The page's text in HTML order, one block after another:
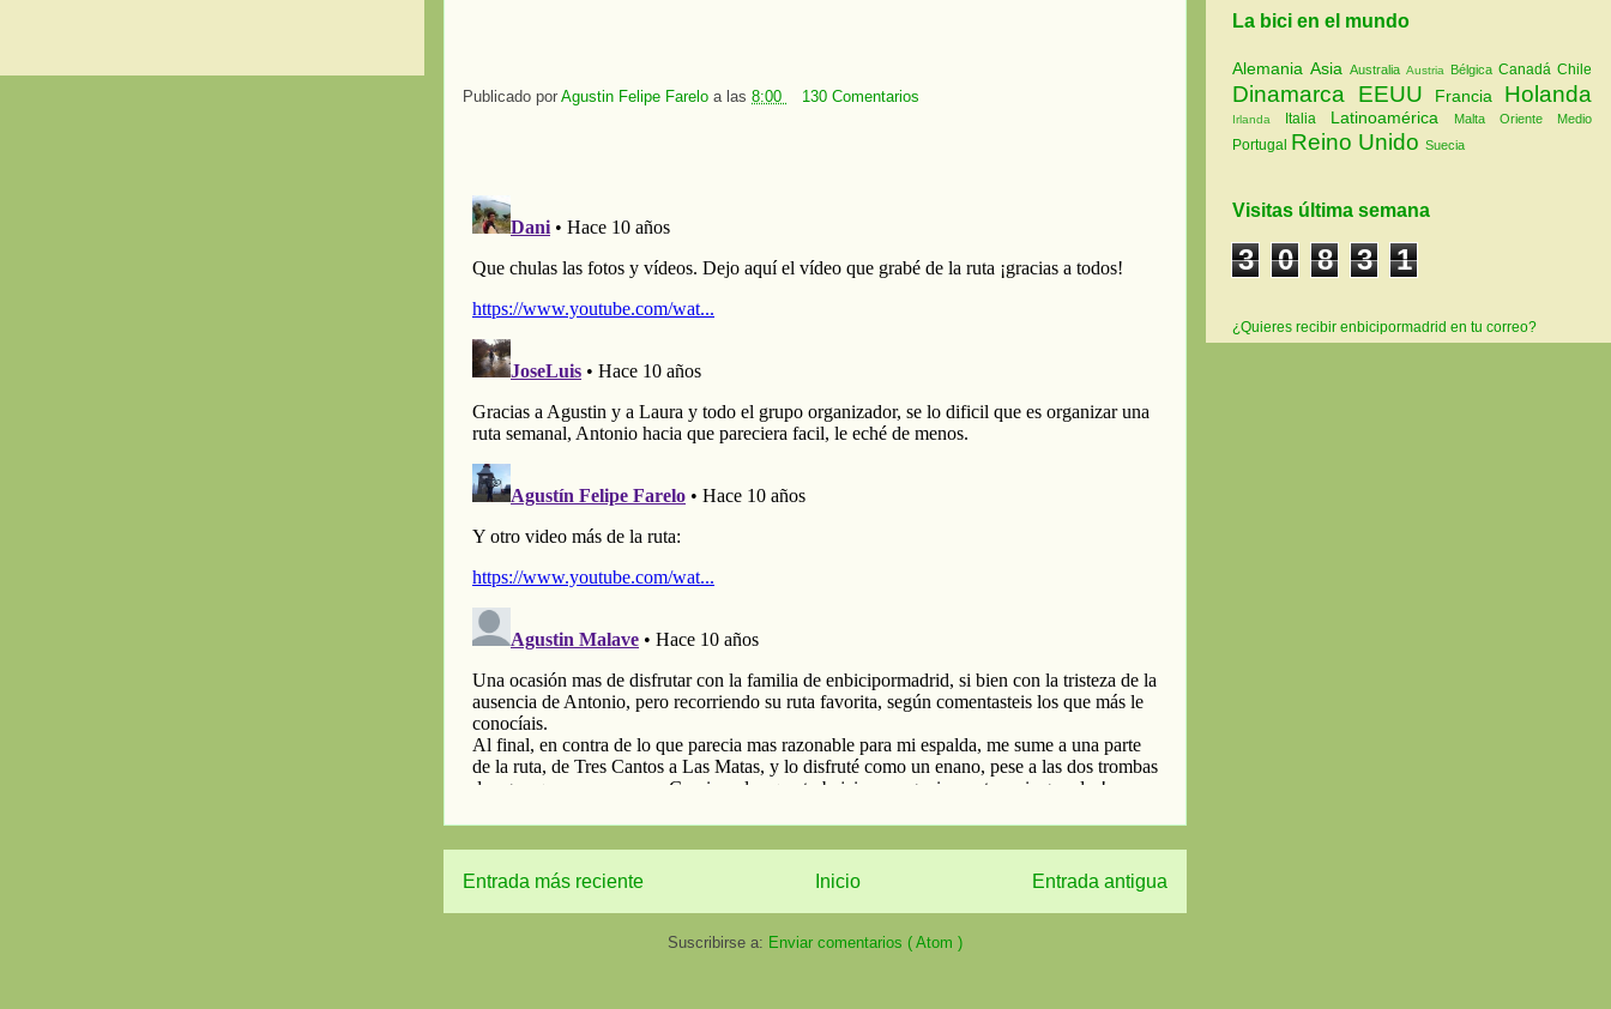
Publicado por Agustin Felipe Farelo a las 8:00 130 Comentarios
Entrada más reciente Entrada antigua
Inicio
Suscribirse a: Enviar comentarios ( Atom )
La bici en el mundo
Alemania Asia Australia Austria Bélgica Canadá Chile
Dinamarca EEUU Francia Holanda
Irlanda Italia Latinoamérica Malta Oriente Medio
Portugal Reino Unido Suecia
Visitas última semana
3 0 8 3 1
¿Quieres recibir enbicipormadrid en tu correo?